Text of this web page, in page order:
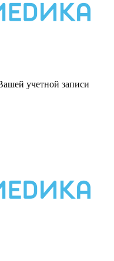
учетной записи